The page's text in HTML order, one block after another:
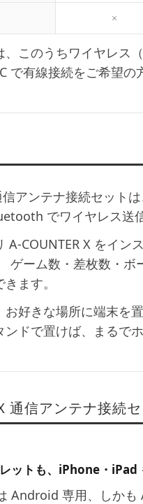
×
、このうちワイヤレス
で有線接続をご希望の
アンテナ接続セット
でワイヤレス送
A-COUNTER X をイン
ゲーム数・差枚数・
ます。
お好きな場所に端末を
ドで置けば、まるで
通信アンテナ接続
ットも、iPhone・iPad
Android 専用、しか